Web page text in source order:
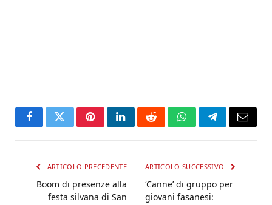
FacebookTwitterPinterestLinkedInRedditWhatsAppTelegramEmail
ARTICOLO PRECEDENTE
Boom di presenze alla
festa silvana di San
ARTICOLO SUCCESSIVO
‘Canne’ di gruppo per
giovani fasanesi: